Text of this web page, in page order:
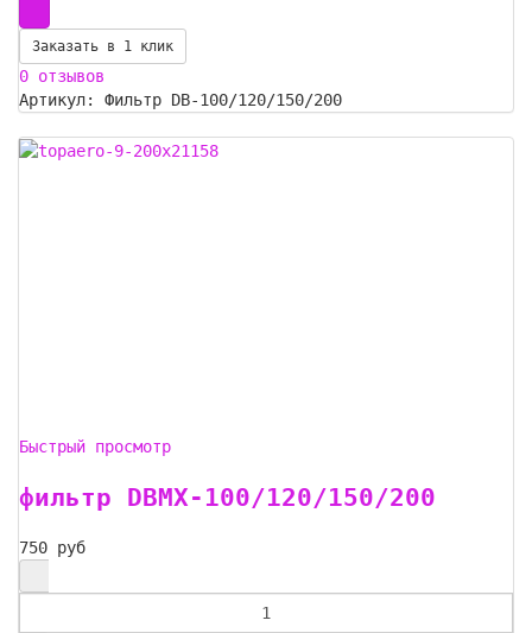
Заказать в 1 клик
0 отзывов
Артикул: Фильтр DB-100/120/150/200
Быстрый просмотр
фильтр DBMX-100/120/150/200
750 руб